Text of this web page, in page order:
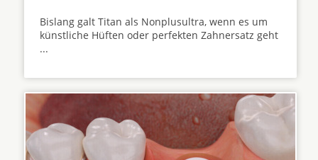
Bislang galt Titan als Nonplusultra, wenn es um
künstliche Hüften oder perfekten Zahnersatz geht
...